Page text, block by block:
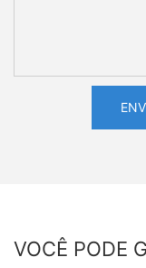
VOCÊ PODE